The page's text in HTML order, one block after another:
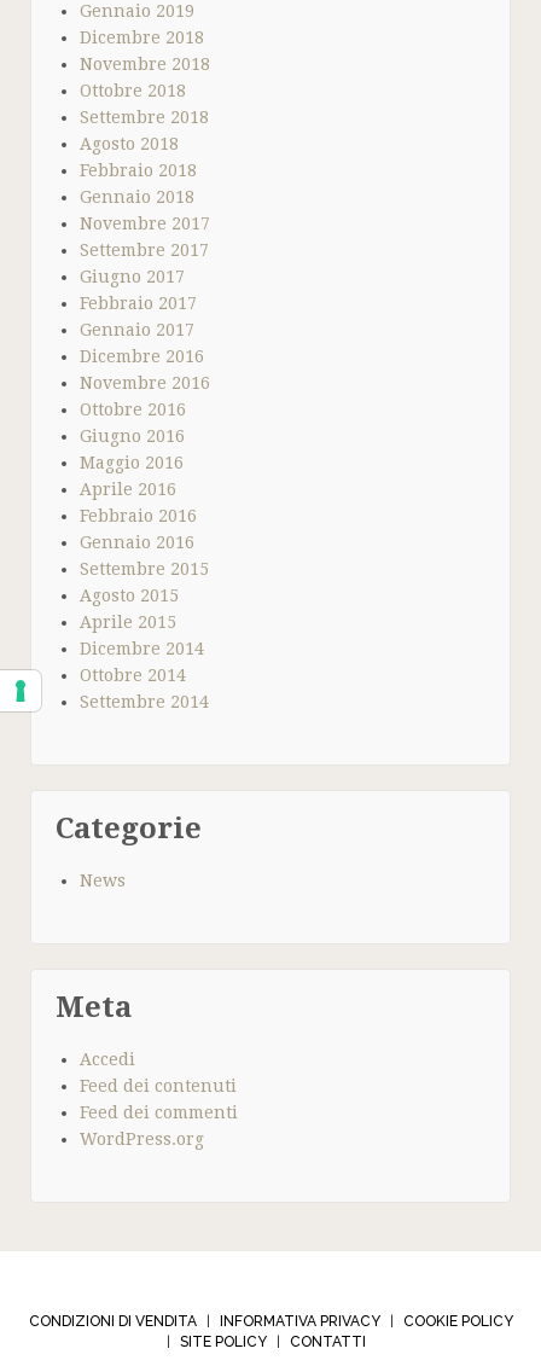
Gennaio 2019
Dicembre 2018
Novembre 2018
Ottobre 2018
Settembre 2018
Agosto 2018
Febbraio 2018
Gennaio 2018
Novembre 2017
Settembre 2017
Giugno 2017
Febbraio 2017
Gennaio 2017
Dicembre 2016
Novembre 2016
Ottobre 2016
Giugno 2016
Maggio 2016
Aprile 2016
Febbraio 2016
Gennaio 2016
Settembre 2015
Agosto 2015
Aprile 2015
Dicembre 2014
Ottobre 2014
Settembre 2014
Categorie
News
Meta
Accedi
Feed dei contenuti
Feed dei commenti
WordPress.org
CONDIZIONI DI VENDITA INFORMATIVA PRIVACY COOKIE POLICY
SITE POLICY CONTATTI